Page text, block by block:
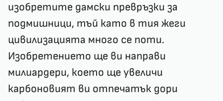
изобретите дамски превръзки за
подмишници, тъй като в тия жеги
цивилизацията много се поти.
Изобретението ще ви направи
милиардери, което ще увеличи
карбоновият ви отпечатък дори